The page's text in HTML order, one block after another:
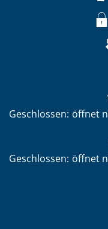
Klicken, um weitere
Geschlossen: öffnet
Klicken, um weitere
Geschlossen: öffnet